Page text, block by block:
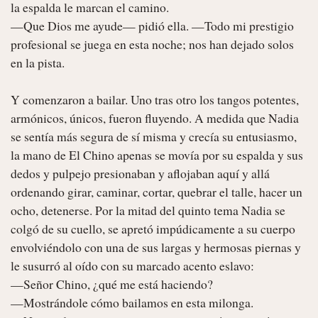
la espalda le marcan el camino.
—Que Dios me ayude— pidió ella. —Todo mi prestigio
profesional se juega en esta noche; nos han dejado solos
en la pista.
Y comenzaron a bailar. Uno tras otro los tangos potentes,
armónicos, únicos, fueron fluyendo. A medida que Nadia
se sentía más segura de sí misma y crecía su entusiasmo,
la mano de El Chino apenas se movía por su espalda y sus
dedos y pulpejo presionaban y aflojaban aquí y allá
ordenando girar, caminar, cortar, quebrar el talle, hacer un
ocho, detenerse. Por la mitad del quinto tema Nadia se
colgó de su cuello, se apretó impúdicamente a su cuerpo
envolviéndolo con una de sus largas y hermosas piernas y
le susurró al oído con su marcado acento eslavo:
—Señor Chino, ¿qué me está haciendo?
—Mostrándole cómo bailamos en esta milonga.